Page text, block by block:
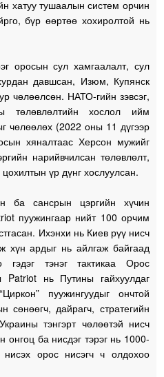
хатуу тушаалын систем орчин
бүр өөртөө хохиролтой нь
оросын сул хамгаалалт, сул
давшсан, Изюм, Купянск
чөлөөлсөн. НАТО-гийн зэвсэг,
төлөвлөлтийн хослол ийм
чөлөөлөх (2022 оны 11 дүгээр
хяналтаас Херсон мужийг
нарийвчилсан төлөвлөлт,
үр дүнг хослуулсан.
ба сансрын цэргийн хүчин
пуужингаар нийт 100 орчим
Ихэнхи нь Киев рүү нисч
хүн ардыг нь айлгаж байгаад
гэдэг тэнэг тактикаа Орос
Patriot нь Путины гайхуулдаг
пуужингуудыг ончтой
сөнөөгч, дайрагч, стратегийн
тэнгэрт чөлөөтэй нисч
онгоц ба нисдэг тэрэг нь 1000-
орос нисэгч ч олдохоо